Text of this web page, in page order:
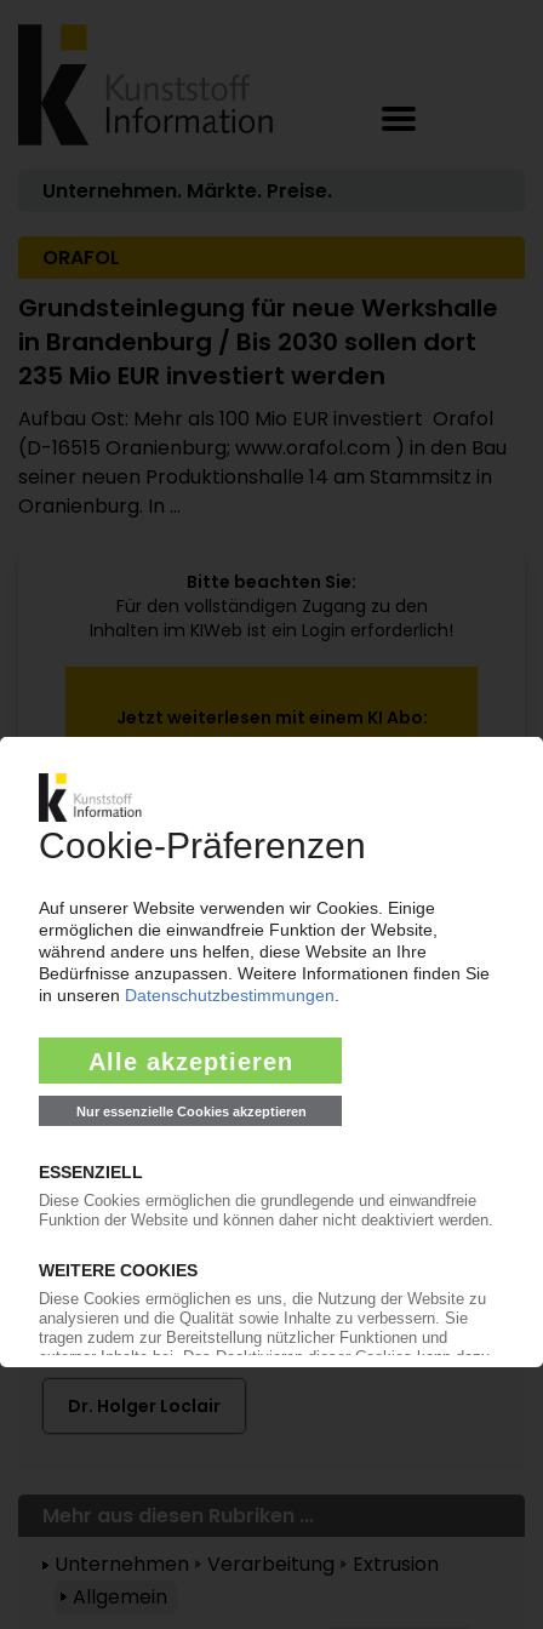
Unternehmen. Märkte. Preise.
ORAFOL
Grundsteinlegung für neue Werkshalle
in Brandenburg / Bis 2030 sollen dort
235 Mio EUR investiert werden
Aufbau Ost: Mehr als 100 Mio EUR investiert Orafol
(D-16515 Oranienburg; www.orafol.com ) in den Bau
seiner neuen Produktionshalle 14 am Stammsitz in
Oranienburg. In ...
Bitte beachten Sie:
Für den vollständigen Zugang zu den
Inhalten im KIWeb ist ein Login erforderlich!
Jetzt weiterlesen mit einem KI Abo:
Ihr KI Zugang
jährlich kündbar
ab 99€ /Monat
Jetzt kostenlos testen
anmelden!
Orafol
Dr. Holger Loclair
Mehr aus diesen Rubriken ...
Unternehmen
Verarbeitung
Extrusion
Allgemein